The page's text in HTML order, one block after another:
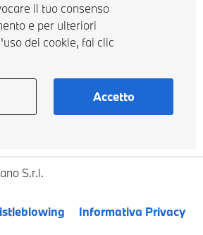
il tuo consenso
e per ulteriori
dei cookie, fai clic
Accetto
S.r.l.
Informativa Privacy